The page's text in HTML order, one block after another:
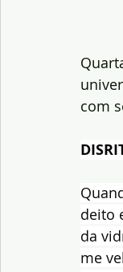
com
deito
da
me